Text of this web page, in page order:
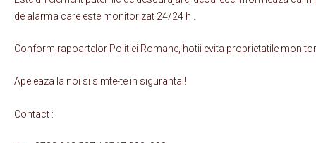
de alarma care este monitorizat 24/24 h .
Conform rapoartelor Politiei Romane, hotii evita proprietatile
Apeleaza la noi si simte-te in siguranta !
Contact :